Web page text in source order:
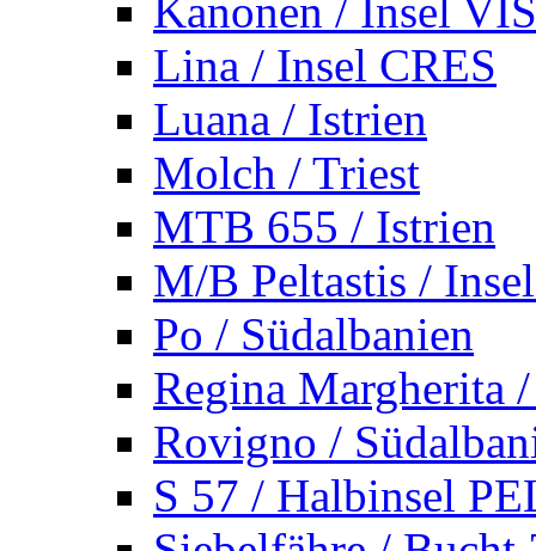
Kanonen / Insel VIS
Lina / Insel CRES
Luana / Istrien
Molch / Triest
MTB 655 / Istrien
M/B Peltastis /
Po / Südalbanien
Regina Margherita
Rovigno /
S 57 / Halbinsel